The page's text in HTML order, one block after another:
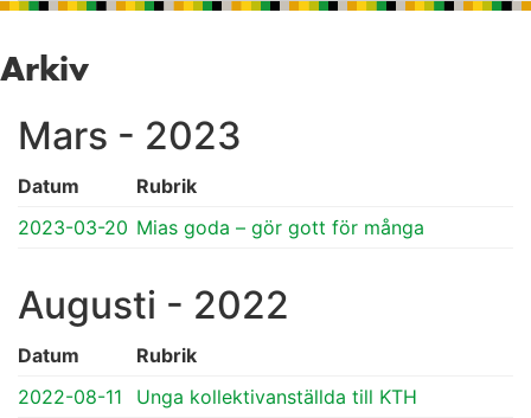
Arkiv
Mars - 2023
Datum
Rubrik
2023-03-20 Mias goda – gör gott för många
Augusti - 2022
Datum
Rubrik
2022-08-11
Unga kollektivanställda till KTH